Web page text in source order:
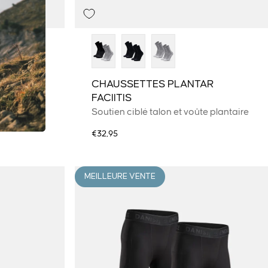
CHAUSSETTES PLANTAR
FACIITIS
Soutien ciblé talon et voûte plantaire
€32,95
MEILLEURE VENTE